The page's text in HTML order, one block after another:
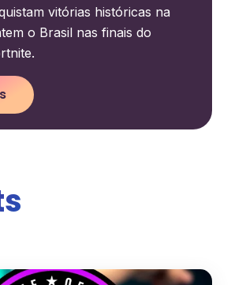
vitórias históricas na
o Brasil nas finais do